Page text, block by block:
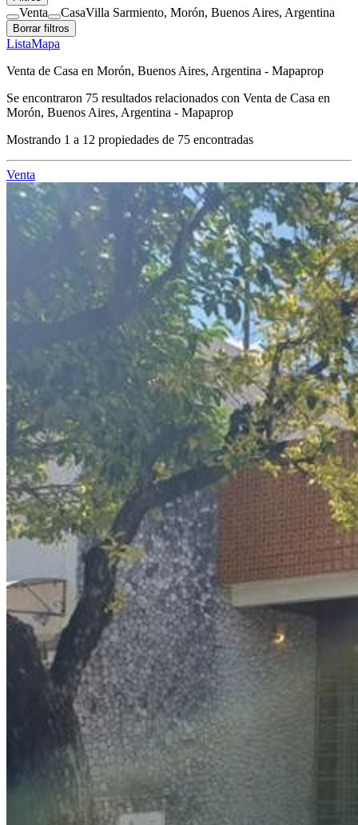
Venta CasaVilla Sarmiento, Morón, Buenos Aires, Argentina
Borrar filtros
ListaMapa
Venta de Casa en Morón, Buenos Aires, Argentina - Mapaprop
Se encontraron 75 resultados relacionados con Venta de Casa en
Morón, Buenos Aires, Argentina - Mapaprop
Mostrando 1 a 12 propiedades de 75 encontradas
Venta